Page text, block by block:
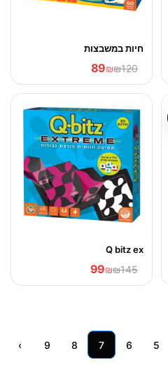
חיות במשבצות
₪120
₪
89
Q bitz ex
₪145
₪
99
5
6
7
8
9
›